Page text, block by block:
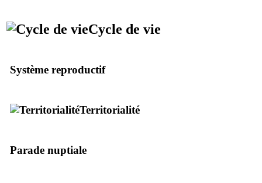
Cycle de vie
Système reproductif
Territorialité
Parade nuptiale